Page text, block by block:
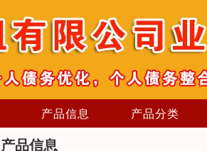
产品信息 产品分类
产品信息